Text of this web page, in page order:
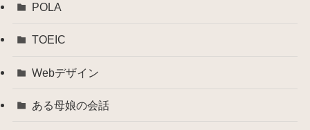
POLA
TOEIC
Webデザイン
ある母娘の会話